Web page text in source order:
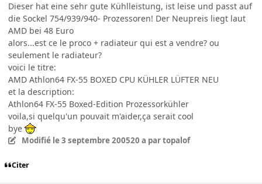
Dieser hat eine sehr gute Kühlleistung, ist leise und passt auf
die Sockel 754/939/940- Prozessoren! Der Neupreis liegt laut
AMD bei 48 Euro
alors...est ce le proco + radiateur qui est a vendre? ou
seulement le radiateur?
voici le titre:
AMD Athlon64 FX-55 BOXED CPU KÜHLER LÜFTER NEU
et la description:
Athlon64 FX-55 Boxed-Edition Prozessorkühler
voila,si quelqu'un pouvait m'aider,ça serait cool
bye
Modifié le 3 septembre 200520 a par topalof
Citer